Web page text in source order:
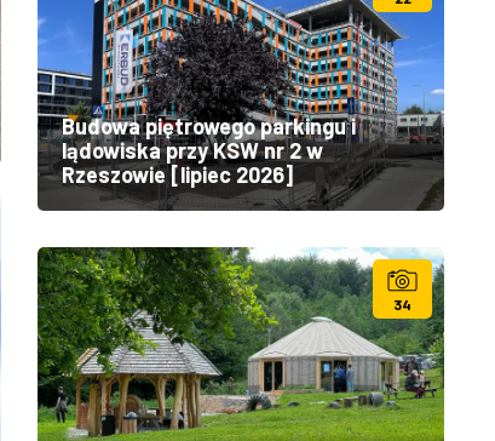
Budowa piętrowego parkingu i
lądowiska przy KSW nr 2 w
Rzeszowie [lipiec 2026]
34